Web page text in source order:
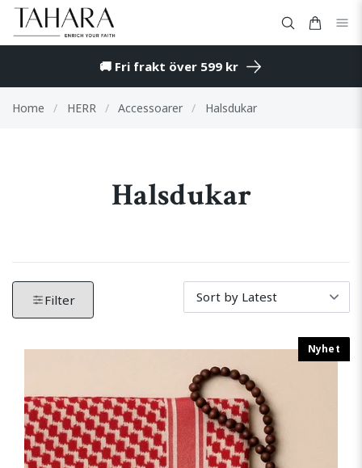
🚚 Fri frakt över 599 kr
Home / HERR / Accessoarer / Halsdukar
Halsdukar
Filter
Filter by produkter. Klicka för att öppna
Tar bort alla aktiva filter och visar alla produkter.
Nyhet